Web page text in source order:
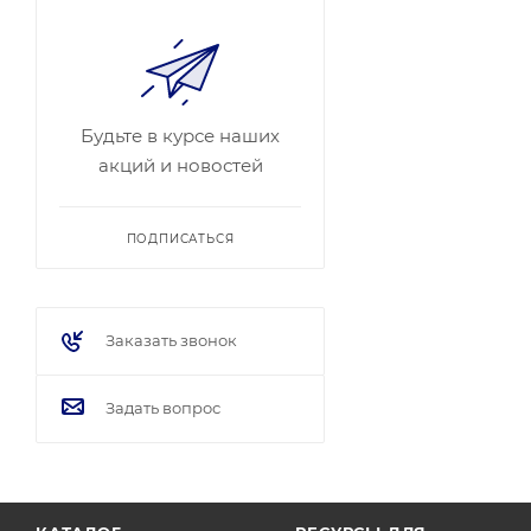
Будьте в курсе наших
акций и новостей
ПОДПИСАТЬСЯ
Заказать звонок
Задать вопрос